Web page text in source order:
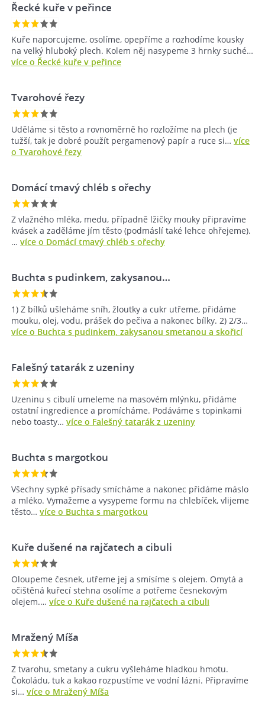
Řecké kuře v peřince
Kuře naporcujeme, osolíme, opepříme a rozhodíme kousky
na velký hluboký plech. Kolem něj nasypeme 3 hrnky suché…
více o Řecké kuře v peřince
Tvarohové řezy
Uděláme si těsto a rovnoměrně ho rozložíme na plech (je
tužší, tak je dobré použít pergamenový papír a ruce si… více
o Tvarohové řezy
Domácí tmavý chléb s ořechy
Z vlažného mléka, medu, případně lžičky mouky připravíme
kvásek a zaděláme jím těsto (podmáslí také lehce ohřejeme).
… více o Domácí tmavý chléb s ořechy
Buchta s pudinkem, zakysanou…
1) Z bílků ušleháme sníh, žloutky a cukr utřeme, přidáme
mouku, olej, vodu, prášek do pečiva a nakonec bílky. 2) 2/3…
více o Buchta s pudinkem, zakysanou smetanou a skořicí
Falešný tatarák z uzeniny
Uzeninu s cibulí umeleme na masovém mlýnku, přidáme
ostatní ingredience a promícháme. Podáváme s topinkami
nebo toasty… více o Falešný tatarák z uzeniny
Buchta s margotkou
Všechny sypké přísady smícháme a nakonec přidáme máslo
a mléko. Vymažeme a vysypeme formu na chlebíček, vlijeme
těsto… více o Buchta s margotkou
Kuře dušené na rajčatech a cibuli
Oloupeme česnek, utřeme jej a smísíme s olejem. Omytá a
očištěná kuřecí stehna osolíme a potřeme česnekovým
olejem.… více o Kuře dušené na rajčatech a cibuli
Mražený Míša
Z tvarohu, smetany a cukru vyšleháme hladkou hmotu.
Čokoládu, tuk a kakao rozpustíme ve vodní lázni. Připravíme
si… více o Mražený Míša